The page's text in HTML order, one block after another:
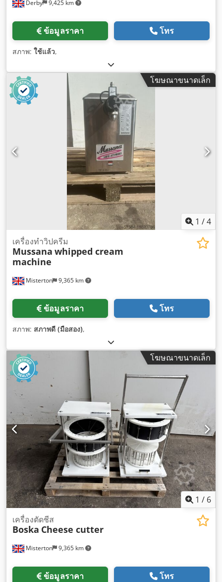
Derby 9,425 km
ข้อมูลราคา โทร
สภาพ: ใช้แล้ว,
โฆษณาขนาดเล็ก
1 /4
Misterton 9,365 km
เครื่องทำวิปครีม
Mussana whipped cream
machine
ข้อมูลราคา โทร
สภาพ: สภาพดี (มือสอง),
โฆษณาขนาดเล็ก
1 / 6
Misterton 9,365 km
เครื่องตัดชีส
Boska Cheese cutter
ข้อมูลราคา โทร